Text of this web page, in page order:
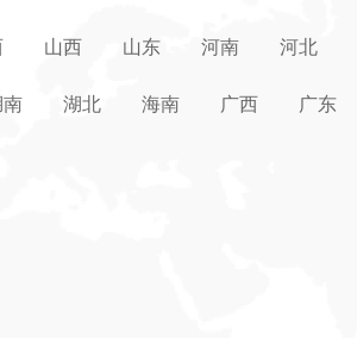
山西 山东 河南 河北
南 湖北 海南 广西 广东